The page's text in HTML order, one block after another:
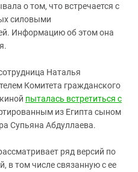
о том, что встречается с
силовыми
Информацию об этом она
Наталья
Комитета гражданского
пыталась встретиться с
из Египта сыном
Супьяна Абдуллаева.
ряд версий по
в том числе связанную с ее